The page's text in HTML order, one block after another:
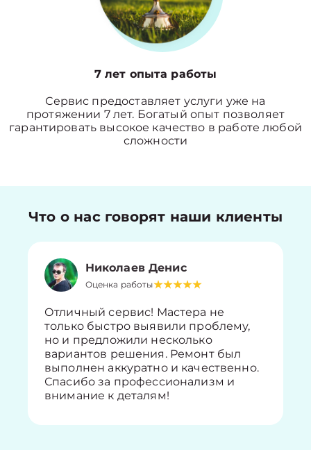
7 лет опыта работы
Сервис предоставляет услуги уже на
протяжении 7 лет. Богатый опыт позволяет
гарантировать высокое качество в работе любой
сложности
Что о нас говорят наши клиенты
Николаев Денис
Оценка работы
Отличный сервис! Мастера не
только быстро выявили проблему,
но и предложили несколько
вариантов решения. Ремонт был
выполнен аккуратно и качественно.
Спасибо за профессионализм и
внимание к деталям!